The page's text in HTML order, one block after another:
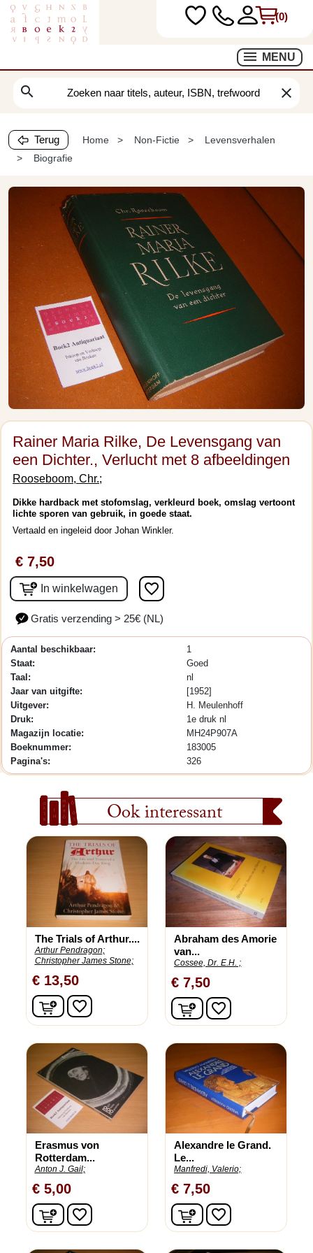
(0)
MENU
search clear
Terug Home Non-Fictie
Levensverhalen
Biografie
Rainer Maria Rilke, De Levensgang van
een Dichter., Verlucht met 8 afbeeldingen
Rooseboom, Chr.;
Dikke hardback met stofomslag, verkleurd boek, omslag vertoont
lichte sporen van gebruik, in goede staat.
Vertaald en ingeleid door Johan Winkler.
€ 7,50
In winkelwagen favorite_border
Gratis verzending > 25€ (NL)
Aantal beschikbaar:
1
Staat:
Goed
Taal:
nl
Jaar van uitgifte:
[1952]
Uitgever:
H. Meulenhoff
Druk:
1e druk nl
Magazijn locatie:
MH24P907A
Boeknummer:
183005
Pagina's:
326
Ook interessant
The Trials of Arthur....
Arthur Pendragon;
Christopher James Stone;
€ 13,50
In winkelwagen
favorite_border
Abraham des Amorie
van...
Cossee, Dr. E.H. ;
€ 7,50
In winkelwagen
favorite_border
Erasmus von
Rotterdam...
Anton J. Gail;
€ 5,00
In winkelwagen
favorite_border
Alexandre le Grand.
Le...
Manfredi, Valerio;
€ 7,50
In winkelwagen
favorite_border